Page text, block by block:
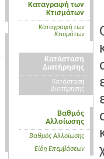
Καταγραφή των
Κτισμάτων
Καταγραφή των
Κτισμάτων
Κατάσταση
Διατήρησης
Κατάσταση
Διατήρησης
Βαθμός
Αλλοίωσης
Βαθμός Αλλοίωσης
Είδη Επεμβάσεων